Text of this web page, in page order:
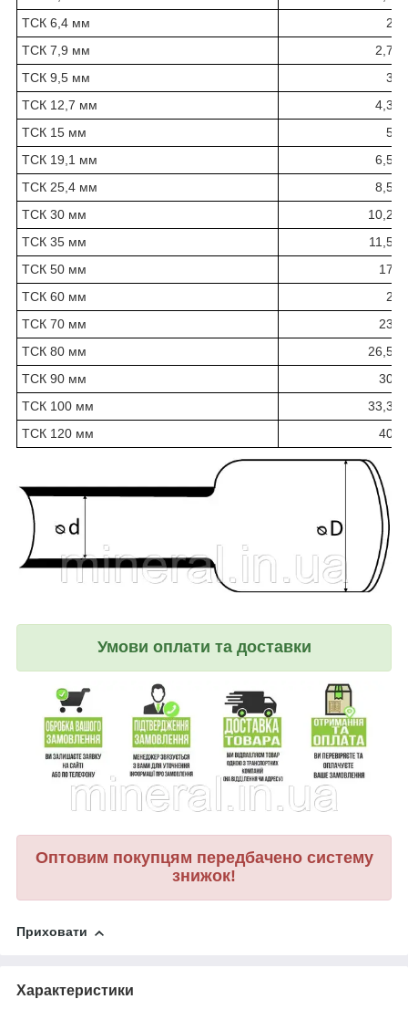
ТСК 6,4 мм
2
ТСК 7,9 мм
2,7
ТСК 9,5 мм
3
ТСК 12,7 мм
4,3
ТСК 15 мм
5
ТСК 19,1 мм
6,5
ТСК 25,4 мм
8,5
ТСК 30 мм
10,2
ТСК 35 мм
11,5
ТСК 50 мм
17
ТСК 60 мм
2
ТСК 70 мм
23
ТСК 80 мм
26,5
ТСК 90 мм
30
ТСК 100 мм
33,3
ТСК 120 мм
40
Умови оплати та доставки
Оптовим покупцям передбачено систему
знижок!
Приховати
Характеристики